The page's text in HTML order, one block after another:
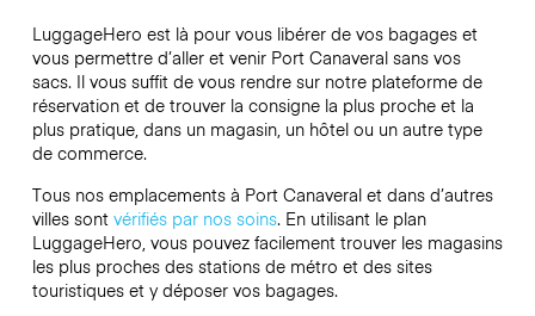
LuggageHero est là pour vous libérer de vos bagages et
vous permettre d’aller et venir Port Canaveral sans vos
sacs. Il vous suffit de vous rendre sur notre plateforme de
réservation et de trouver la consigne la plus proche et la
plus pratique, dans un magasin, un hôtel ou un autre type
de commerce.
Tous nos emplacements à Port Canaveral et dans d’autres
villes sont vérifiés par nos soins. En utilisant le plan
LuggageHero, vous pouvez facilement trouver les magasins
les plus proches des stations de métro et des sites
touristiques et y déposer vos bagages.